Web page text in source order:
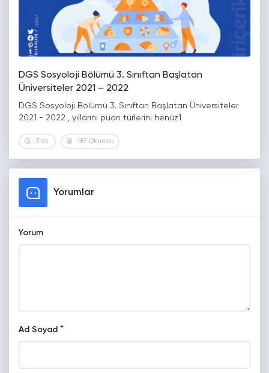
DGS Sosyoloji Bölümü 3. Sınıftan Başlatan
Üniversiteler 2021 – 2022
DGS Sosyoloji Bölümü 3. Sınıftan Başlatan Üniversiteler
2021 - 2022 , yıllarını puan türlerini henüz1
3 dk. 187 Okundu
Yorumlar
Yorum
Ad Soyad *